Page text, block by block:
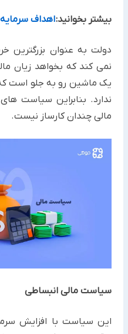
بیشتر بخوانید:اهداف سرمایه
دولت به عنوان بزرگترین
نمی کند که بخواهد زیان
یک ماشین رو به جلو است
ندارد. بنابراین سیاست
مالی چندان کارساز نیست.
سیاست مالی انبساطی
این سیاست با افزایش